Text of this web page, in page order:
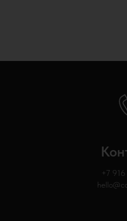
+7 916